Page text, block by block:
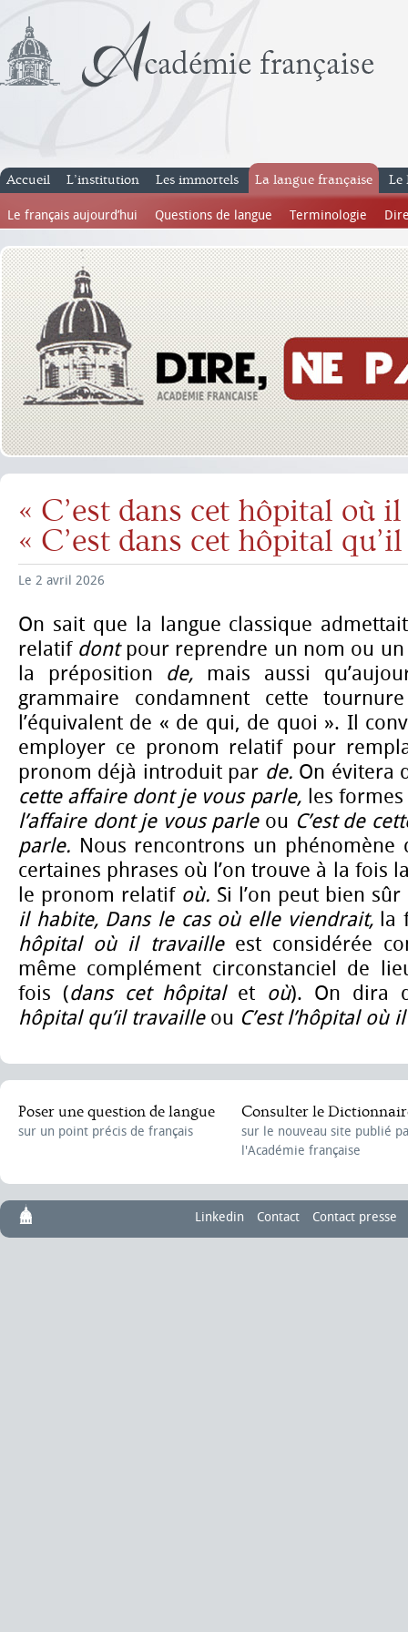
Accueil L’institution Les immortels La langue française
Le français aujourd’hui Questions de langue Terminologie
Le
« C’est dans cet hôpital où
« C’est dans cet hôpital
Le 2 avril 2026
On sait que la langue classique
relatif dontpour reprendre un nom ou
la préposition de, mais aussi
grammaire condamnent cette
l’équivalent de « de qui, de quoi ». Il
employer ce pronom relatif pour
pronom déjà introduit par de. On évitera
cette affaire dont je vous parle, les
l’affaire dont je vous parle ou C’est de
parle. Nous rencontrons un phénomène
certaines phrases où l’on trouve à la fois
le pronom relatif où. Si l’on peut bien
il habite, Dans le cas où elle viendrait, la
hôpital où il travaille est considérée
même complément circonstanciel de
fois (dans cet hôpital et où). On dira
hôpital qu’il travaille ou C’est l’hôpital où
Poser une question de langue
sur un point précis de français
Consulter le
sur le nouveau site publié
l'Académie française
Linkedin Contact Contact presse